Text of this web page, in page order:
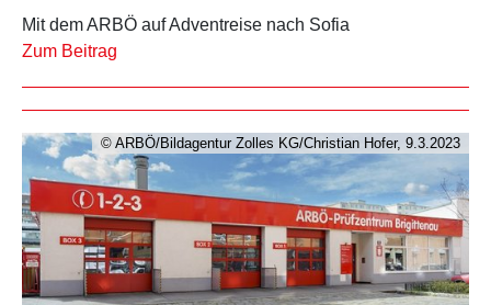
Mit dem ARBÖ auf Adventreise nach Sofia
Zum Beitrag
© ARBÖ/Bildagentur Zolles KG/Christian Hofer, 9.3.2023